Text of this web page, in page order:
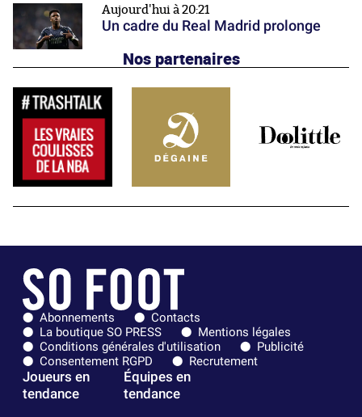
Aujourd'hui à 20:21
Un cadre du Real Madrid prolonge
Nos partenaires
Abonnements
Contacts
La boutique SO PRESS
Mentions légales
Conditions générales d'utilisation
Publicité
Consentement RGPD
Recrutement
Joueurs en
tendance
Équipes en
tendance